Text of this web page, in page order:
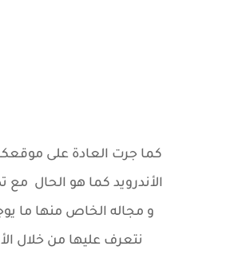
كما جرت العادة على
و مجاله الخاص منها ما
نتعرف عليها من خلال